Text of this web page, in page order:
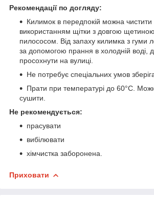
Рекомендації по догляду:
Килимок в передпокій можна чистити
використанням щітки з довгою
пилососом. Від запаху килимка з гуми
за допомогою прання в холодній воді,
просохнути на вулиці.
Не потребує спеціальних умов
Прати при температурі до 60°С.
сушити.
Не рекомендується:
прасувати
вибілювати
хімчистка заборонена.
Приховати